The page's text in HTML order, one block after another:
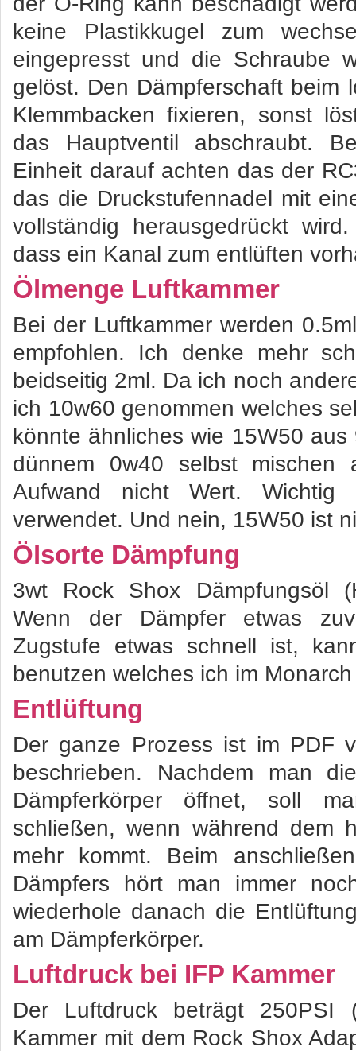
keine Plastikkugel zum
eingepresst und die Schraube
gelöst. Den Dämpferschaft beim
Klemmbacken fixieren, sonst
das Hauptventil abschraubt.
Einheit darauf achten das der
das die Druckstufennadel mit
vollständig herausgedrückt
dass ein Kanal zum entlüften
Ölmenge Luftkammer
Bei der Luftkammer werden
empfohlen. Ich denke mehr
beidseitig 2ml. Da ich noch
ich 10w60 genommen welches
könnte ähnliches wie 15W50
dünnem 0w40 selbst
Aufwand nicht Wert.
verwendet. Und nein, 15W50 ist
Ölsorte Dämpfung
3wt Rock Shox Dämpfungsöl
Wenn der Dämpfer etwas
Zugstufe etwas schnell ist,
benutzen welches ich im
Entlüftung
Der ganze Prozess ist im PDF
beschrieben. Nachdem man
Dämpferkörper öffnet, soll
schließen, wenn während dem
mehr kommt. Beim
Dämpfers hört man immer
wiederhole danach die
am Dämpferkörper.
Luftdruck bei IFP Kammer
Der Luftdruck beträgt 250PSI
Kammer mit dem Rock Shox